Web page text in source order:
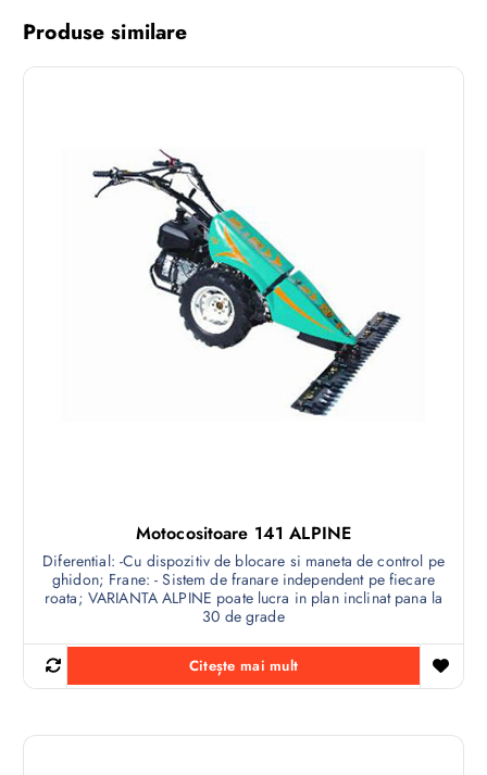
Produse similare
Motocositoare 141 ALPINE
Diferential: -Cu dispozitiv de blocare si maneta de control pe
ghidon; Frane: - Sistem de franare independent pe fiecare
roata; VARIANTA ALPINE poate lucra in plan inclinat pana la
30 de grade
Citește mai mult